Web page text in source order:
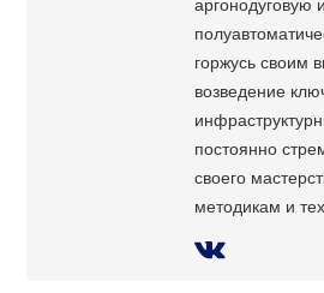
горжусь своим
возведение
постоянно
своего
методикам и